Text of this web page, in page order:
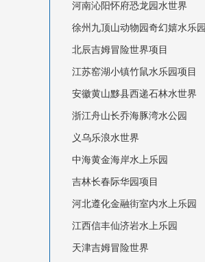
河南沁阳怀府恐龙园水世界
徐州九顶山动物园奇幻嬉水乐园
北辰吉姆冒险世界项目
江苏窑湖小镇竹鼠水乐园项目
安徽黄山黟县西递石林水世界
浙江舟山长乔海豚湾水公园
义乌乐浪水世界
中海黄金海岸水上乐园
吉林长春际华园项目
河北遵化金融街室内水上乐园
江西信丰仙济岩水上乐园
天津吉姆冒险世界